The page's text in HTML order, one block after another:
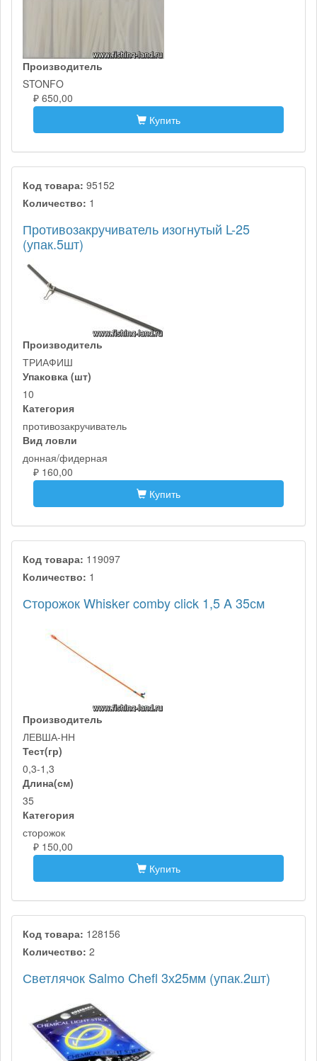
Производитель
STONFO
₽ 650,00
Купить
Код товара: 95152
Количество: 1
Противозакручиватель изогнутый L-25
(упак.5шт)
Производитель
ТРИАФИШ
Упаковка (шт)
10
Категория
противозакручиватель
Вид ловли
донная/фидерная
₽ 160,00
Купить
Код товара: 119097
Количество: 1
Сторожок Whisker comby click 1,5 A 35см
Производитель
ЛЕВША-НН
Тест(гр)
0,3-1,3
Длина(см)
35
Категория
сторожок
₽ 150,00
Купить
Код товара: 128156
Количество: 2
Светлячок Salmo Chefl 3х25мм (упак.2шт)